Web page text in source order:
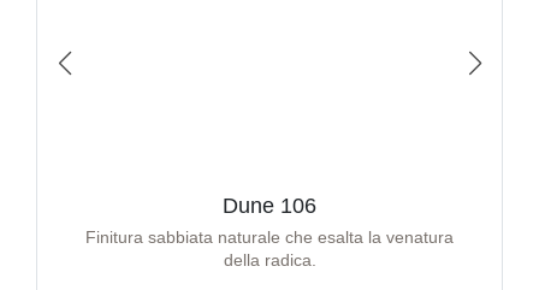
Dune 106
Finitura sabbiata naturale che esalta la venatura
della radica.